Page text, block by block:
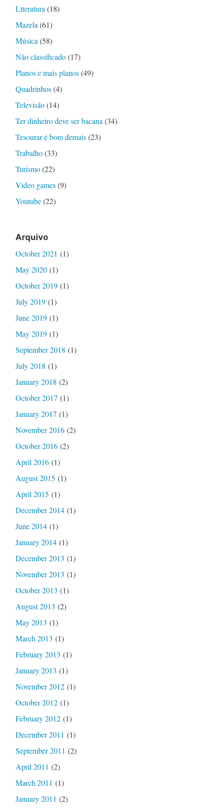
Literatura (18)
Mazela (61)
Música (58)
Não classificado(17)
Planos e mais planos(49)
Quadrinhos(4)
Televisão(14)
Ter dinheiro deve ser bacana (34)
Tesourar é bom demais(23)
Trabalho(33)
Turismo(22)
Video games(9)
Youtube(22)
Arquivo
October 2021 (1)
May 2020(1)
October 2019(1)
July 2019(1)
June 2019(1)
May 2019(1)
September 2018 (1)
July 2018 (1)
January 2018 (2)
October 2017 (1)
January 2017 (1)
November 2016(2)
October 2016(2)
April 2016(1)
August 2015 (1)
April 2015 (1)
December 2014(1)
June 2014(1)
January 2014(1)
December 2013 (1)
November 2013 (1)
October 2013 (1)
August 2013 (2)
May 2013 (1)
March 2013 (1)
February 2013 (1)
January 2013 (1)
November 2012(1)
October 2012(1)
February 2012(1)
December 2011 (1)
September 2011 (2)
April 2011 (2)
March 2011 (1)
January 2011 (2)